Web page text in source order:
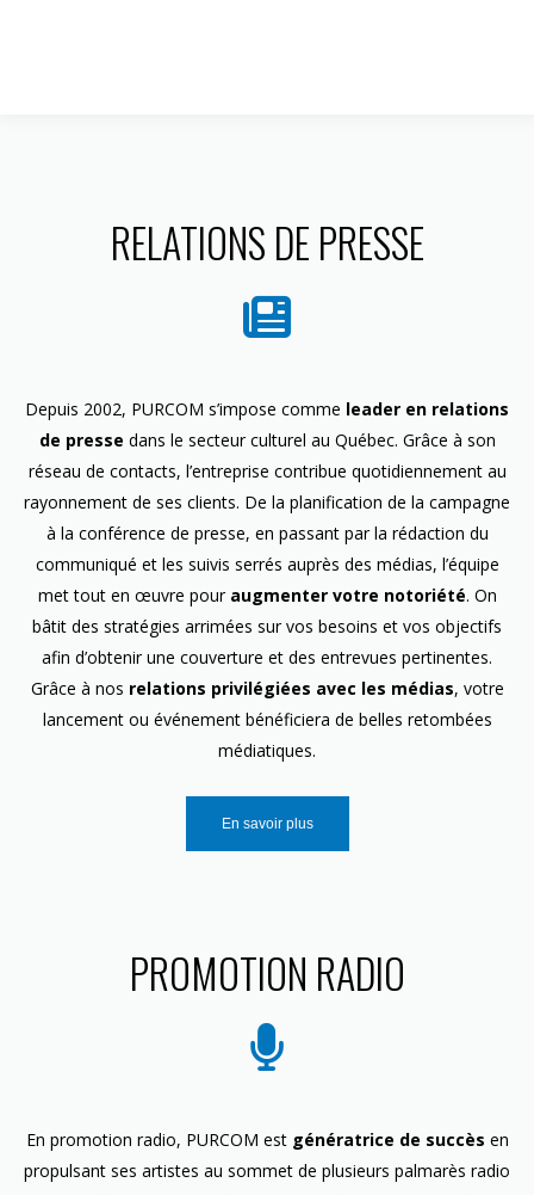
RELATIONS DE PRESSE
Depuis 2002, PURCOM s’impose comme leader en relations
de presse dans le secteur culturel au Québec. Grâce à son
réseau de contacts, l’entreprise contribue quotidiennement au
rayonnement de ses clients. De la planification de la campagne
à la conférence de presse, en passant par la rédaction du
communiqué et les suivis serrés auprès des médias, l’équipe
met tout en œuvre pour augmenter votre notoriété. On
bâtit des stratégies arrimées sur vos besoins et vos objectifs
afin d’obtenir une couverture et des entrevues pertinentes.
Grâce à nos relations privilégiées avec les médias, votre
lancement ou événement bénéficiera de belles retombées
médiatiques.
En savoir plus
PROMOTION RADIO
En promotion radio, PURCOM est génératrice de succès en
propulsant ses artistes au sommet de plusieurs palmarès radio